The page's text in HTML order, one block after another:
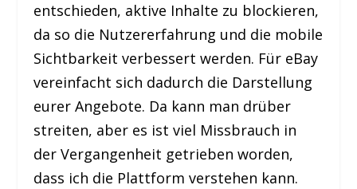
entschieden, aktive Inhalte zu blockieren,
da so die Nutzererfahrung und die mobile
Sichtbarkeit verbessert werden. Für eBay
vereinfacht sich dadurch die Darstellung
eurer Angebote. Da kann man drüber
streiten, aber es ist viel Missbrauch in
der Vergangenheit getrieben worden,
dass ich die Plattform verstehen kann.